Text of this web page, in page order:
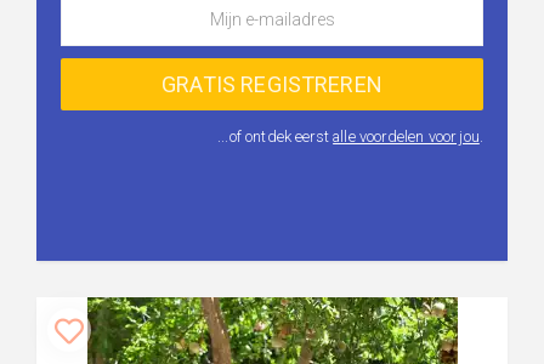
...of ontdek eerstalle voordelen voor jou.